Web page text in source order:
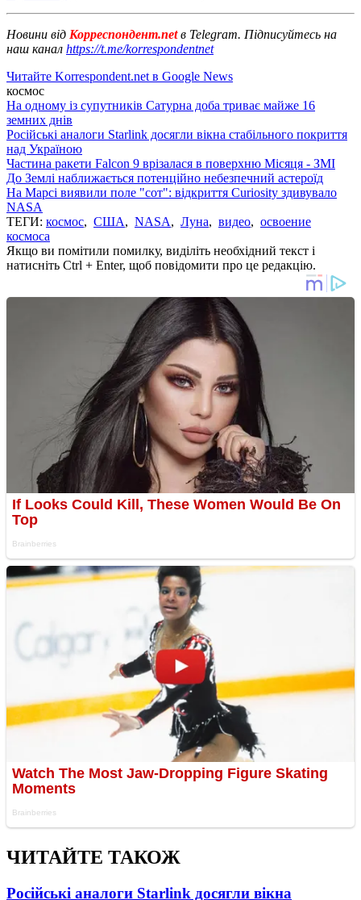
Новини від Корреспондент.netв Telegram. Підписуйтесь на
наш канал https://t.me/korrespondentnet
Читайте Korrespondent.net в Google News
космос
На одному із супутників Сатурна доба триває майже 16
земних днів
Російські аналоги Starlink досягли вікна стабільного покриття
над Україною
Частина ракети Falcon 9 врізалася в поверхню Місяця - ЗМІ
До Землі наближається потенційно небезпечний астероїд
На Марсі виявили поле "сот": відкриття Curiosity здивувало
NASA
ТЕГИ: космос, США, NASA, Луна, видео, освоение
космоса
Якщо ви помітили помилку, виділіть необхідний текст і
натисніть Ctrl + Enter, щоб повідомити про це редакцію.
ЧИТАЙТЕ ТАКОЖ
Російські аналоги Starlink досягли вікна